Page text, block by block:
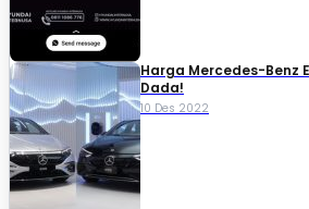
Harga Mercedes-Benz
Dada!
10 Des 2022